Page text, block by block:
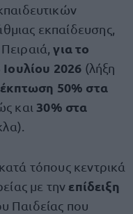
εκπαίδευσης,
για το
2026 (λήξη
έκπτωση 50% στα
και 30% στα
τόπους κεντρικά
με την επίδειξη
Παιδείας που